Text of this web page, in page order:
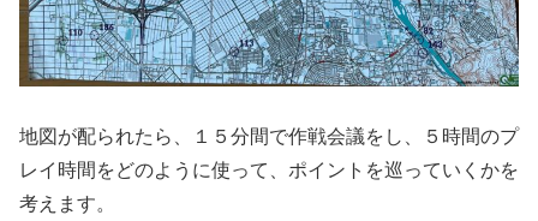
地図が配られたら、１５分間で作戦会議をし、５時間のプ
レイ時間をどのように使って、ポイントを巡っていくかを
考えます。